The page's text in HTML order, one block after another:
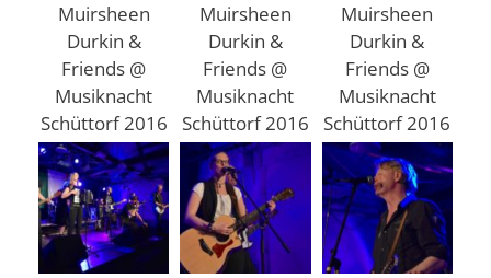
Muirsheen
Durkin &
Friends @
Musiknacht
Schüttorf 2016
Muirsheen
Durkin &
Friends @
Musiknacht
Schüttorf 2016
Muirsheen
Durkin &
Friends @
Musiknacht
Schüttorf 2016